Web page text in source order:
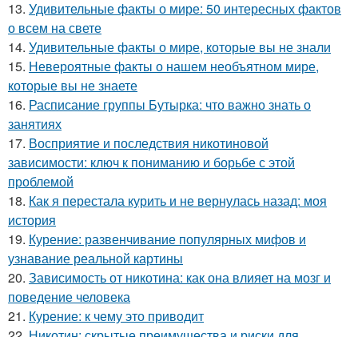
13. Удивительные факты о мире: 50 интересных фактов
о всем на свете
14. Удивительные факты о мире, которые вы не знали
15. Невероятные факты о нашем необъятном мире,
которые вы не знаете
16. Расписание группы Бутырка: что важно знать о
занятиях
17. Восприятие и последствия никотиновой
зависимости: ключ к пониманию и борьбе с этой
проблемой
18. Как я перестала курить и не вернулась назад: моя
история
19. Курение: развенчивание популярных мифов и
узнавание реальной картины
20. Зависимость от никотина: как она влияет на мозг и
поведение человека
21. Курение: к чему это приводит